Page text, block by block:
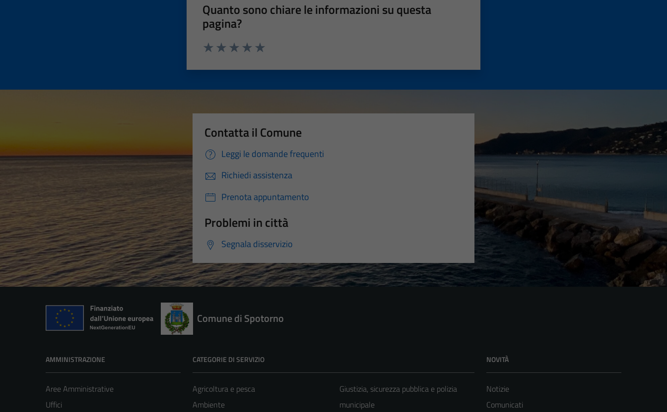
Quanto sono chiare le informazioni su questa
pagina?
Contatta il Comune
Leggi le domande frequenti
Richiedi assistenza
Prenota appuntamento
Problemi in città
Segnala disservizio
Comune di Spotorno
AMMINISTRAZIONE
Aree Amministrative
Uffici
CATEGORIE DI SERVIZIO
Agricoltura e pesca
Ambiente
Giustizia, sicurezza pubblica e polizia
municipale
NOVITÀ
Notizie
Comunicati